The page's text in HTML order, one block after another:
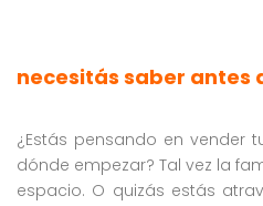
necesitás saber antes
¿Estás pensando en vender
dónde empezar? Tal vez la
espacio. O quizás estás